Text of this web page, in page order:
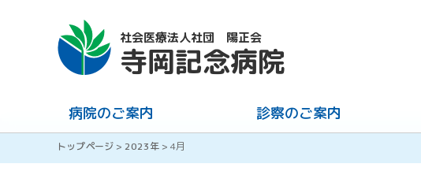
社会医療法人社団 陽正会
寺岡記念病院
病院のご案内 診察のご案内
トップページ > 2023年 > 4月